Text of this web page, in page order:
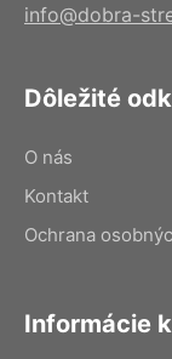
info@dobra-
Dôležité
O nás
Kontakt
Ochrana
Informácie